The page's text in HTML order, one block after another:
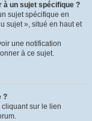
à un sujet spécifique ?
sujet spécifique en
sujet », situé en haut et
une notification
à ce sujet.
?
sur le lien